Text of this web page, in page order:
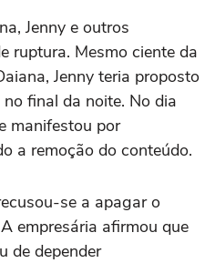
Jenny e outros
ruptura. Mesmo ciente da
Jenny teria proposto
final da noite. No dia
manifestou por
a remoção do conteúdo.
se a apagar o
empresária afirmou que
de depender